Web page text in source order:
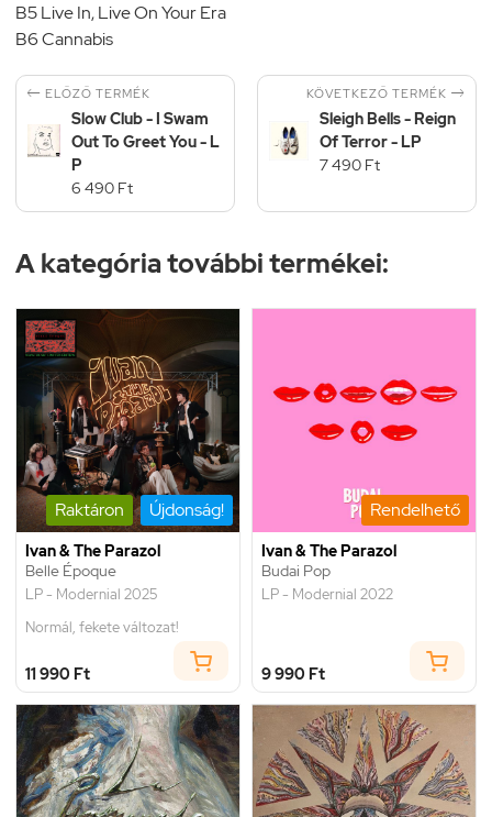
B5 Live In, Live On Your Era
B6 Cannabis
 ELŐZŐ TERMÉK
Slow Club - I Swam
Out To Greet You - L
P
6 490 Ft
KÖVETKEZŐ TERMÉK 
Sleigh Bells - Reign
Of Terror - LP
7 490 Ft
A kategória további termékei:
Raktáron Újdonság!
Ivan & The Parazol
Belle Époque
LP - Modernial 2025
Normál, fekete változat!
11 990 Ft
Rendelhető
Ivan & The Parazol
Budai Pop
LP - Modernial 2022
9 990 Ft